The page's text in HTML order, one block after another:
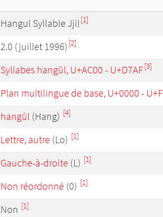
Hangul Syllable Jjil [1]
2.0 (juillet 1996) [2]
Syllabes hangûl, U+AC00 - U+D7AF[3]
Plan multilingue de base, U+0000 -
hangûl (Hang) [4]
Lettre, autre (Lo) [1]
Gauche-à-droite (L) [1]
Non réordonné (0) [1]
Non [1]